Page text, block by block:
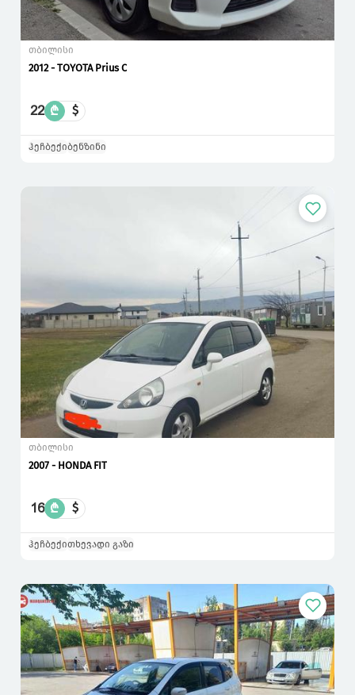
თბილისი
2012 - TOYOTA Prius C
22 ₾ $
ჰეჩბექიბენზინი
თბილისი
2007 - HONDA FIT
16 ₾ $
ჰეჩბექითხევადი გაზი